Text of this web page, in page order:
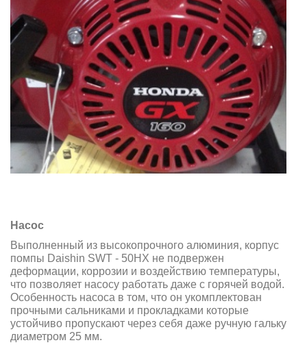
Насос
Выполненный из высокопрочного алюминия, корпус
помпы Daishin SWT - 50HX не подвержен
деформации, коррозии и воздействию температуры,
что позволяет насосу работать даже с горячей водой.
Особенность насоса в том, что он укомплектован
прочными сальниками и прокладками которые
устойчиво пропускают через себя даже ручную гальку
диаметром 25 мм.